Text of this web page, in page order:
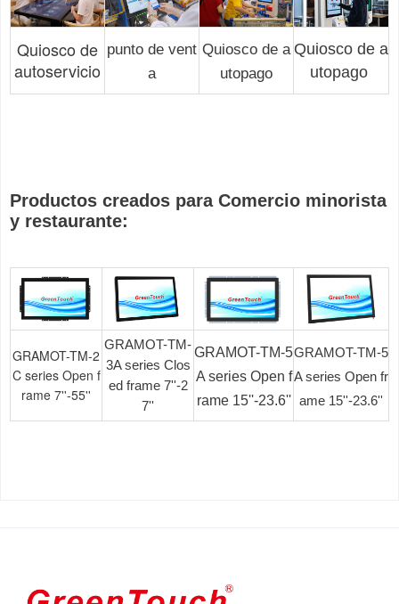
Quiosco de
autoservicio
punto de vent
a
Quiosco de a
utopago
Quiosco de a
utopago
Productos creados para Comercio minorista
y restaurante:
GRAMOT-TM-2
C series Open f
rame 7''-55''
GRAMOT-TM-
3A series Clos
ed frame 7''-2
7''
GRAMOT-TM-5
A series Open f
rame 15''-23.6''
GRAMOT-TM-5
A series Open fr
ame 15''-23.6''